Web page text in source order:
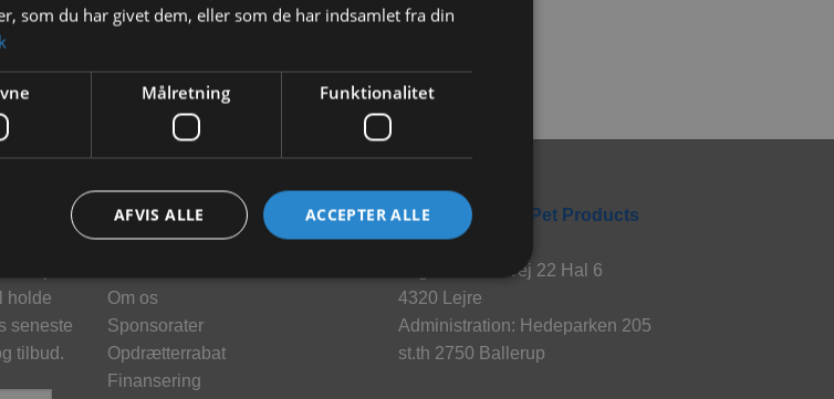
holde
seneste
tilbud.
Information
Kontakt
Om os
Sponsorater
Opdrætterrabat
Finansering
Rabbitpet
En del af World Pet Products
Lager: Hvalsøvej 22 Hal 6
4320 Lejre
Administration: Hedeparken 205
st.th 2750 Ballerup
som du har givet dem, eller som de har indsamlet fra din
Målretning Funktionalitet
ACCEPTER ALLE
AFVIS ALLE